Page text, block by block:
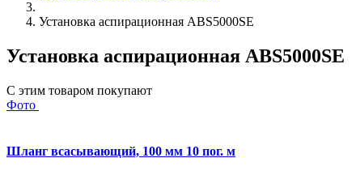
Установка аспирационная ABS5000SE
Установка аспирационная ABS5000SE
С этим товаром покупают
Фото
Шланг всасывающий, 100 мм 10 пог. м